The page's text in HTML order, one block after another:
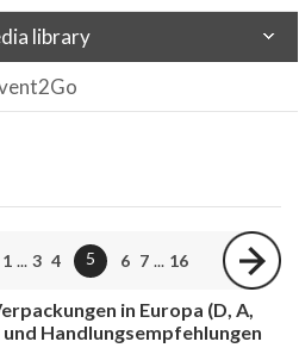
library
1 ... 3 4 5 6 7 ... 16
in Europa (D, A,
und Handlungsempfehlungen